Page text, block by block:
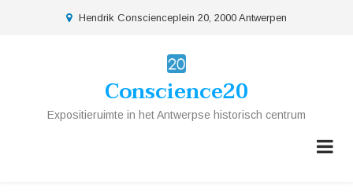
location
Hendrik Conscienceplein 20, 2000 Antwerpen
Conscience20
Expositieruimte in het Antwerpse historisch centrum